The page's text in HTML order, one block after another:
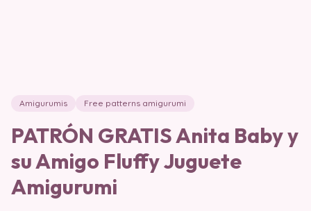
Amigurumis Free patterns amigurumi
PATRÓN GRATIS Anita Baby y
su Amigo Fluffy Juguete
Amigurumi